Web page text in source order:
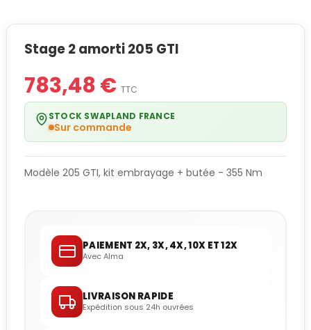
Stage 2 amorti 205 GTI
783,48 € TTC
STOCK SWAPLAND FRANCE
Sur commande
Modèle 205 GTI, kit embrayage + butée - 355 Nm
PAIEMENT 2X, 3X, 4X, 10X ET 12X
Avec Alma
LIVRAISON RAPIDE
Expédition sous 24h ouvrées